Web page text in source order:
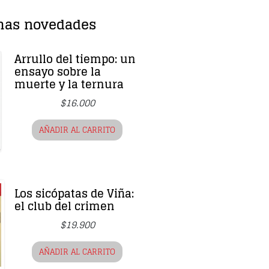
novedades
Arrullo del tiempo: un
ensayo sobre la
muerte y la ternura
$16.000
AÑADIR AL CARRITO
Los sicópatas de Viña:
el club del crimen
$19.900
AÑADIR AL CARRITO